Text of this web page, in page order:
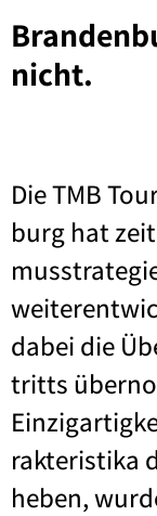
nicht.
Die TMB
burg hat
dabei die
tritts
rak­te­ris­ti­ka
he­ben,